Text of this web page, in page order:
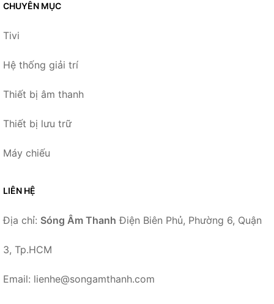
CHUYÊN MỤC
Tivi
Hệ thống giải trí
Thiết bị âm thanh
Thiết bị lưu trữ
Máy chiếu
LIÊN HỆ
Địa chỉ: Sóng Âm Thanh Điện Biên Phủ, Phường 6, Quận
3, Tp.HCM
Email: lienhe@songamthanh.com